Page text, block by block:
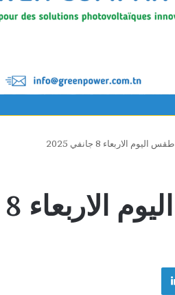
طقس اليوم الاربعاء 8 جانفي 2025
8 جانفي 2025
لينكدإن